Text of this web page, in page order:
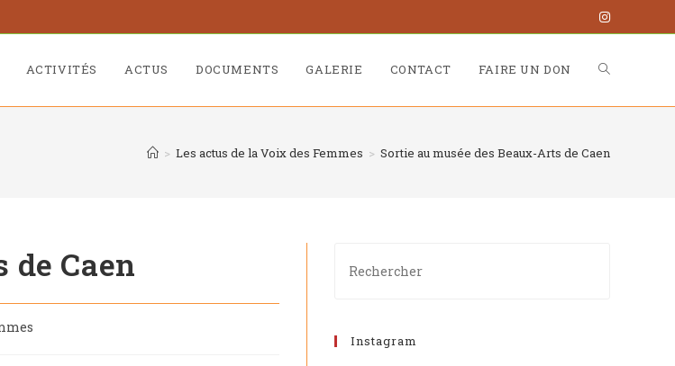
ACTIVITÉS ACTUS DOCUMENTS GALERIE CONTACT FAIRE UN DON
> Les actus de la Voix des Femmes > Sortie au musée des Beaux-Arts de Caen
de Caen
Instagram